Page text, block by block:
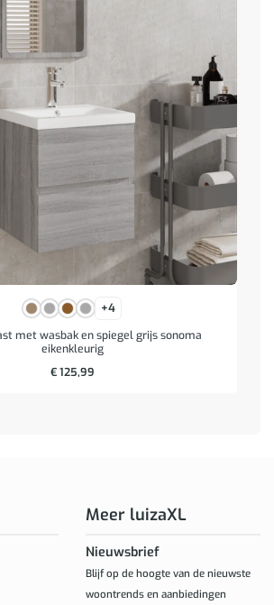
+4
met wasbak en spiegel grijs sonoma
eikenkleurig
€125,99
Meer luizaXL
Nieuwsbrief
Blijf op de hoogte van de nieuwste
woontrends en aanbiedingen